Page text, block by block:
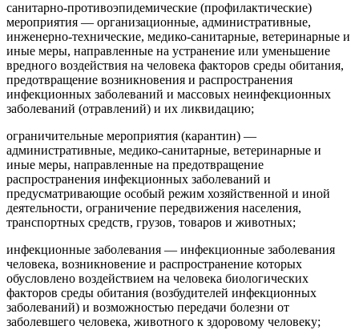
санитарно-противоэпидемические (профилактические)
мероприятия — организационные, административные,
инженерно-технические, медико-санитарные, ветеринарные и
иные меры, направленные на устранение или уменьшение
вредного воздействия на человека факторов среды обитания,
предотвращение возникновения и распространения
инфекционных заболеваний и массовых неинфекционных
заболеваний (отравлений) и их ликвидацию;
ограничительные мероприятия (карантин) —
административные, медико-санитарные, ветеринарные и
иные меры, направленные на предотвращение
распространения инфекционных заболеваний и
предусматривающие особый режим хозяйственной и иной
деятельности, ограничение передвижения населения,
транспортных средств, грузов, товаров и животных;
инфекционные заболевания — инфекционные заболевания
человека, возникновение и распространение которых
обусловлено воздействием на человека биологических
факторов среды обитания (возбудителей инфекционных
заболеваний) и возможностью передачи болезни от
заболевшего человека, животного к здоровому человеку;